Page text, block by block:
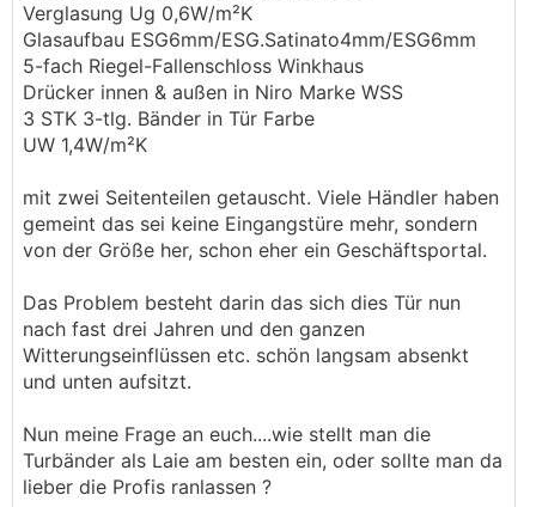
Verglasung Ug 0,6W/m²K
Glasaufbau ESG6mm/ESG.Satinato4mm/ESG6mm
5-fach Riegel-Fallenschloss Winkhaus
Drücker innen & außen in Niro Marke WSS
3 STK 3-tlg. Bänder in Tür Farbe
UW 1,4W/m²K
mit zwei Seitenteilen getauscht. Viele Händler haben
gemeint das sei keine Eingangstüre mehr, sondern
von der Größe her, schon eher ein Geschäftsportal.
Das Problem besteht darin das sich dies Tür nun
nach fast drei Jahren und den ganzen
Witterungseinflüssen etc. schön langsam absenkt
und unten aufsitzt.
Nun meine Frage an euch....wie stellt man die
Turbänder als Laie am besten ein, oder sollte man da
lieber die Profis ranlassen ?